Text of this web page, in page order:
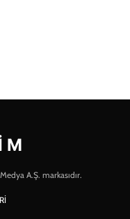
A.Ş. markasıdır.